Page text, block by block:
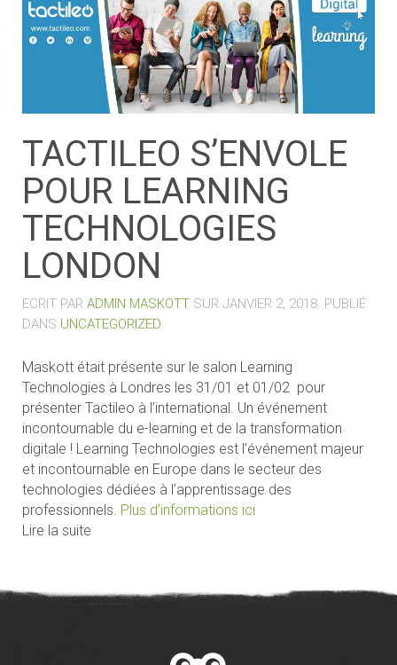
TACTILEO S’ENVOLE
POUR LEARNING
TECHNOLOGIES
LONDON
ECRIT PAR ADMIN MASKOTT SUR JANVIER 2, 2018. PUBLIÉ
DANS UNCATEGORIZED
Maskott était présente sur le salon Learning
Technologies à Londres les 31/01 et 01/02 pour
présenter Tactileo à l’international. Un événement
incontournable du e-learning et de la transformation
digitale ! Learning Technologies est l’événement majeur
et incontournable en Europe dans le secteur des
technologies dédiées à l’apprentissage des
professionnels. Plus d’informations ici
Lire la suite